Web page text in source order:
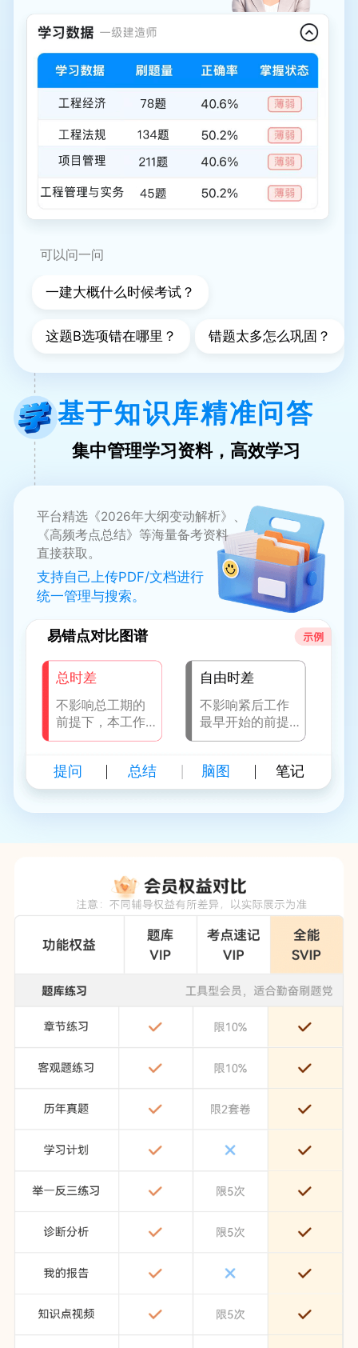
可以问一问
一建大概什么时候考试？
这题B选项错在哪里？ 错题太多怎么巩固？
基于知识库精准问答
集中管理学习资料，高效学习
平台精选《2026年大纲变动解析》、
《高频考点总结》等海量备考资料
直接获取。
支持自己上传PDF/文档进行
统一管理与搜索。
易错点对比图谱
总时差
不影响总工期的
前提下，本工作
可利用的机动时
自由时差
不影响紧后工作
最早开始的前提
下，本工作可利
提问 总结 脑图 笔记